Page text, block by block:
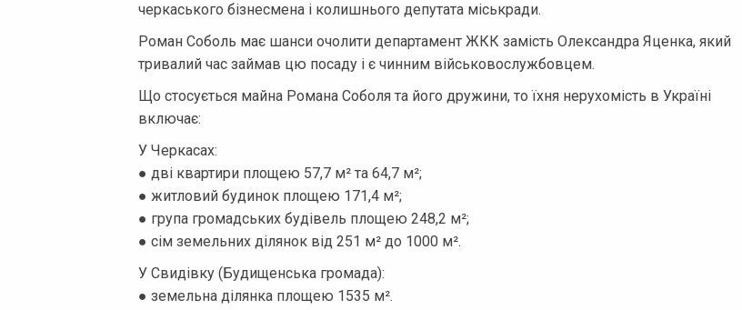
черкаського бізнесмена і колишнього депутата міськради.
Роман Соболь має шанси очолити департамент ЖКК замість Олександра Яценка, який
тривалий час займав цю посаду і є чинним військовослужбовцем.
Що стосується майна Романа Соболя та його дружини, то їхня нерухомість в Україні
включає:
У Черкасах:
● дві квартири площею 57,7 м² та 64,7 м²;
● житловий будинок площею 171,4 м²;
● група громадських будівель площею 248,2 м²;
● сім земельних ділянок від 251 м² до 1000 м².
У Свидівку (Будищенська громада):
● земельна ділянка площею 1535 м².